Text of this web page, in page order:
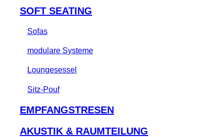
SOFT SEATING
Sofas
modulare Systeme
Loungesessel
Sitz-Pouf
EMPFANGSTRESEN
AKUSTIK & RAUMTEILUNG